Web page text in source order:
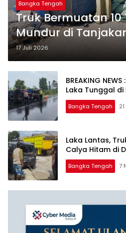
Bangka Tengah
‎Truk Bermuatan 10
Mundur di
Penjual Jamu
17 Juli 2026
BREAKING
Laka Tunggal di
Bangka Tengah
Laka Lantas,
Calya Hitam di
Bangka Tengah 7